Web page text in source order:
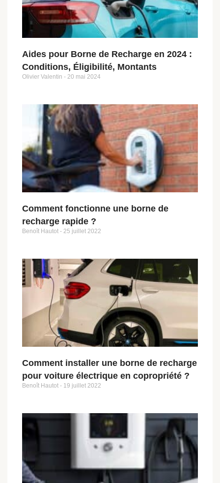
Aides pour Borne de Recharge en 2024 :
Conditions, Éligibilité, Montants
Olivier Valentin 20 mai 2024
Comment fonctionne une borne de
recharge rapide ?
Benoît Hautot 25 juillet 2022
Comment installer une borne de recharge
pour voiture électrique en copropriété ?
Benoît Hautot 19 juillet 2022